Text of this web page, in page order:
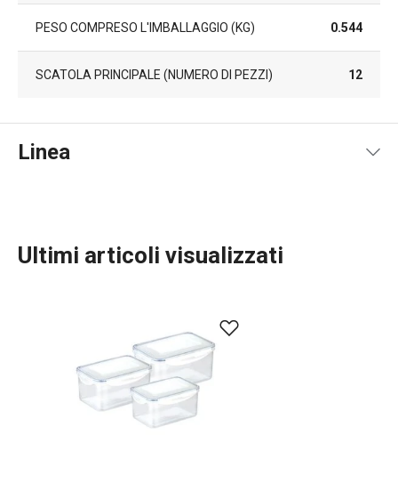
PESO COMPRESO L'IMBALLAGGIO (KG) 0.544
SCATOLA PRINCIPALE (NUMERO DI PEZZI) 12
Linea
Conservazione degli alimenti
Ultimi articoli visualizzati